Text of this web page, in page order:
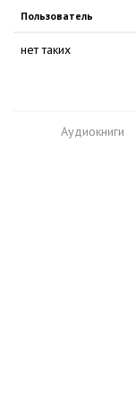
Пользователь
нет таких
Аудиокниги